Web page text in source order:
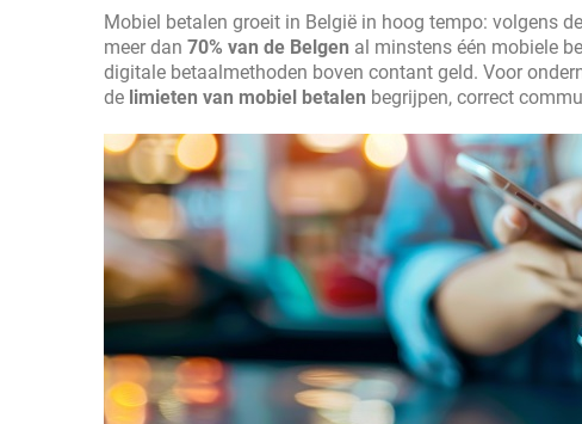
Mobiel betalen groeit in België in hoog tempo: volgens de
meer dan 70% van de Belgen al minstens één mobiele
digitale betaalmethoden boven contant geld. Voor
de limieten van mobiel betalen begrijpen, correct